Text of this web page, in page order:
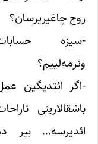
روح چاغیریرسان؟
-سیزه
وئرمه‌لییم؟
-اگر ائتدیگین
باشقالارینی
ائدیرسه… بیر